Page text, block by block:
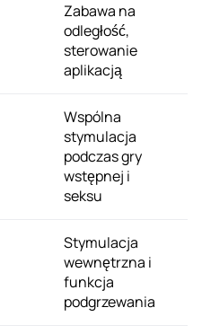
Zabawa na
odległość,
sterowanie
aplikacją
Wspólna
stymulacja
podczas gry
wstępnej i
seksu
Stymulacja
wewnętrzna i
funkcja
podgrzewania